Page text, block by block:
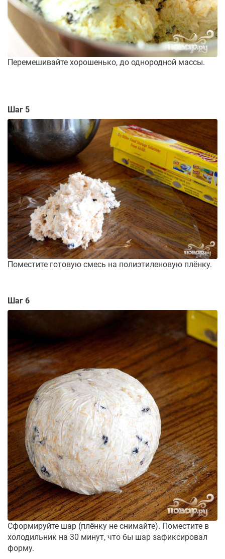
Перемешивайте хорошенько, до однородной массы.
Шаг 5
Поместите готовую смесь на полиэтиленовую плёнку.
Шаг 6
Сформируйте шар (плёнку не снимайте). Поместите в
холодильник на 30 минут, что бы шар зафиксировал
форму.